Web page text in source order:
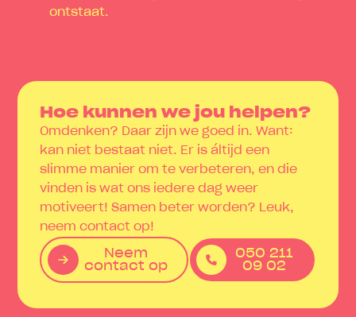
ontstaat.
Hoe kunnen we jou helpen?
Omdenken? Daar zijn we goed in. Want:
kan niet bestaat niet. Er is áltijd een
slimme manier om te verbeteren, en die
vinden is wat ons iedere dag weer
motiveert! Samen beter worden? Leuk,
neem contact op!
Neem
contact op
050 211
09 02